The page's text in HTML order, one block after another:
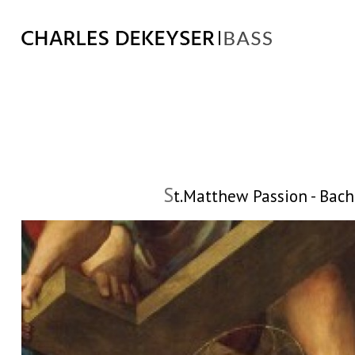
St.Matthew Passion -